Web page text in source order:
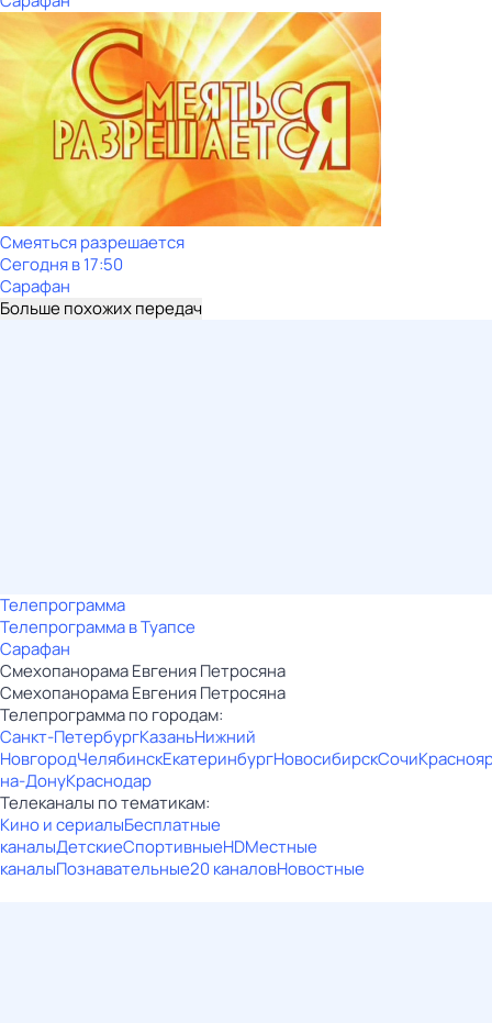
Смеяться разрешается
Сегодня в 17:50
Сарафан
Больше похожих передач
Телепрограмма
Телепрограмма в Туапсе
Сарафан
Смехопанорама Евгения Петросяна
Смехопанорама Евгения Петросяна
Телепрограмма по городам:
Санкт-ПетербургКазаньНижний
НовгородЧелябинскЕкатеринбургНовосибирскСочи
на-ДонуКраснодар
Телеканалы по тематикам:
Кино и сериалыБесплатные
каналыДетскиеСпортивныеHDМестные
каналыПознавательные20 каналовНовостные